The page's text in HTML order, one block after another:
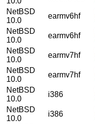
NetBSD
10.0
earmv6hf
NetBSD
10.0
earmv6hf
NetBSD
10.0
earmv7hf
NetBSD
10.0
earmv7hf
NetBSD
10.0
i386
NetBSD
10.0
i386